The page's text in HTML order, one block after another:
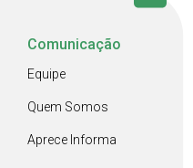
Comunicação
Equipe
Quem Somos
Aprece Informa